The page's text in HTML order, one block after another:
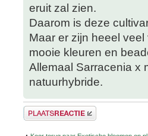
eruit zal zien.
Daarom is deze
Maar er zijn heeel
mooie kleuren en
Allemaal Sarracenia x
natuurhybride.
Plaats een reactie